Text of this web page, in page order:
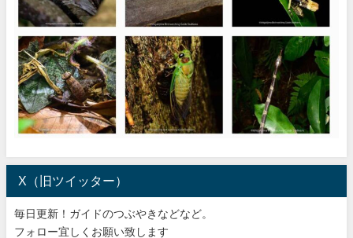
X（旧ツイッター）
毎日更新！ガイドのつぶやきなどなど。
フォロー宜しくお願い致します